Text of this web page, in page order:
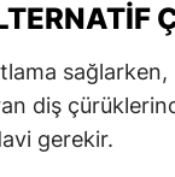
diş
gerekir.